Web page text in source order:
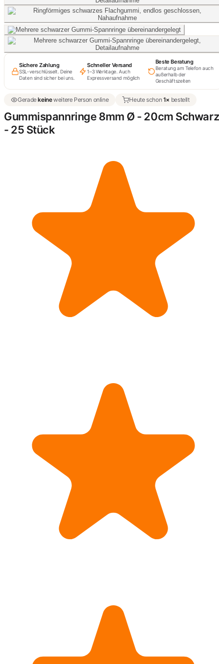
Sichere Zahlung
SSL-verschlüsselt. Deine
Daten sind sicher bei uns.
Schneller Versand
1–3 Werktage. Auch
Expressversand möglich
Beste Beratung
Beratung am Telefon auch
außerhalb der
Geschäftszeiten
Geradekeineweitere Person online Heute schon 1× bestellt
Gummispannringe 8mm Ø - 20cm Schwarz
- 25 Stück